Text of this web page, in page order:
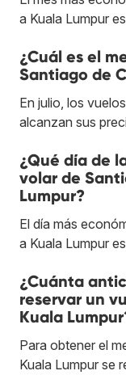
a Kuala Lumpur
¿Cuál es el
Santiago de
En julio, los
alcanzan sus
¿Qué día de
volar de
Lumpur?
El día más
a Kuala Lumpur
¿Cuánta
reservar un
Kuala
Para obtener el
Kuala Lumpur se